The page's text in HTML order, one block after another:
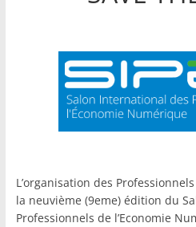
L’organisation des
la neuvième (9eme) édition du
Professionnels de l’Economie